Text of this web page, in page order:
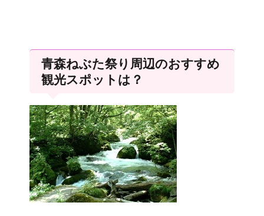
青森ねぶた祭り周辺のおすすめ
観光スポットは？